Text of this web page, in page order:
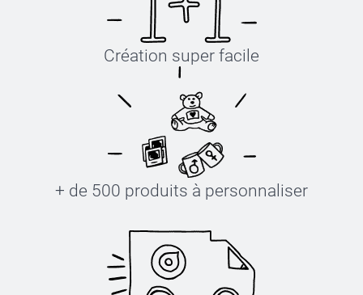
Création super facile
+ de 500 produits à personnaliser